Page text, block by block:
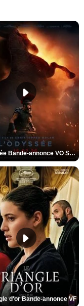
L'Odyssée Bande-annonce VO STFR
d'or Bande-annonce VF